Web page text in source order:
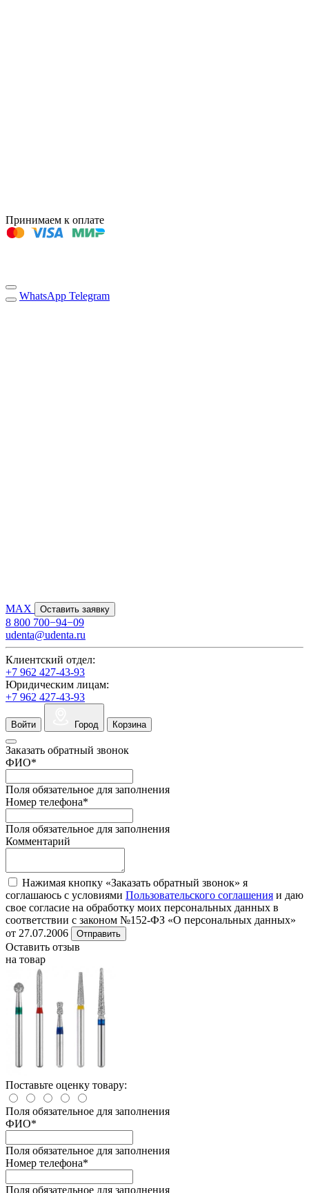
Принимаем к оплате
WhatsApp Telegram
MAX Оставить заявку
8 800 700−94−09
udenta@udenta.ru
Клиентский отдел:
+7 962 427-43-93
Юридическим лицам:
+7 962 427-43-93
Войти Город Корзина
Заказать обратный звонок
ФИО*
Поля обязательное для заполнения
Номер телефона*
Поля обязательное для заполнения
Комментарий
Нажимая кнопку «Заказать обратный звонок» я
соглашаюсь с условиями Пользовательского соглашения и даю
свое согласие на обработку моих персональных данных в
соответствии с законом №152-ФЗ «О персональных данных»
от 27.07.2006
Отправить
Оставить отзыв
на товар
Поставьте оценку товару:
Поля обязательное для заполнения
ФИО*
Поля обязательное для заполнения
Номер телефона*
Поля обязательное для заполнения